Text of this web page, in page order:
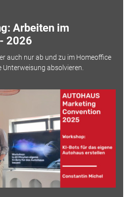
Arbeiten im
2026
auch nur ab und zu im Homeoffice
absolvieren.